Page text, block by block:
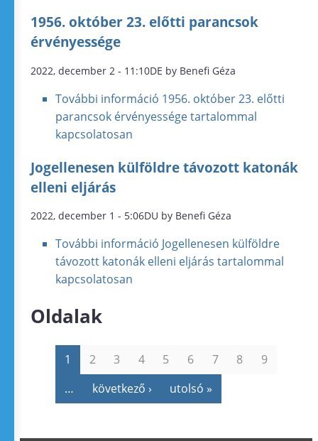
1956. október 23. előtti parancsok
érvényessége
2022, december 2 - 11:10DE by Benefi Géza
További információ 1956. október 23. előtti
parancsok érvényessége tartalommal
kapcsolatosan
Jogellenesen külföldre távozott katonák
elleni eljárás
2022, december 1 - 5:06DU by Benefi Géza
További információ Jogellenesen külföldre
távozott katonák elleni eljárás tartalommal
kapcsolatosan
Oldalak
1 2 3 4 5 6 7 8
9
…
következő › utolsó »